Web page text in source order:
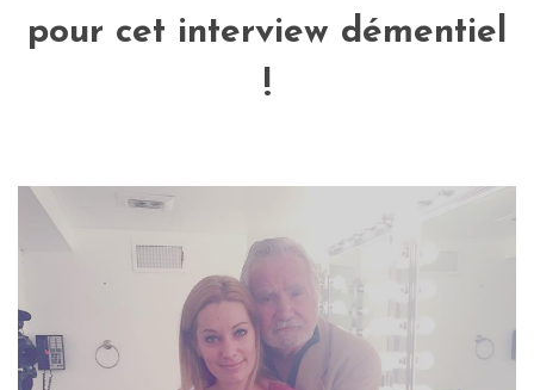
pour cet interview démentiel
!